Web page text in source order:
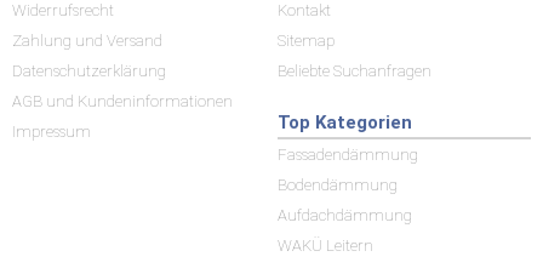
Widerrufsrecht
Zahlung und Versand
Datenschutzerklärung
AGB und Kundeninformationen
Impressum
Kontakt
Sitemap
Beliebte Suchanfragen
Top Kategorien
Fassadendämmung
Bodendämmung
Aufdachdämmung
WAKÜ Leitern